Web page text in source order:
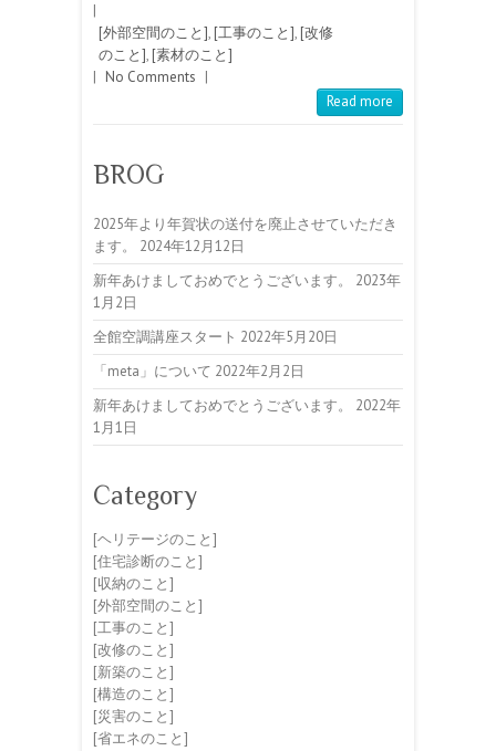
|
[外部空間のこと], [工事のこと], [改修
のこと], [素材のこと]
| No Comments |
Read more
BROG
2025年より年賀状の送付を廃止させていただき
ます。
2024年12月12日
新年あけましておめでとうございます。
2023年
1月2日
全館空調講座スタート 2022年5月20日
「meta」について 2022年2月2日
新年あけましておめでとうございます。
2022年
1月1日
Category
[ヘリテージのこと]
[住宅診断のこと]
[収納のこと]
[外部空間のこと]
[工事のこと]
[改修のこと]
[新築のこと]
[構造のこと]
[災害のこと]
[省エネのこと]